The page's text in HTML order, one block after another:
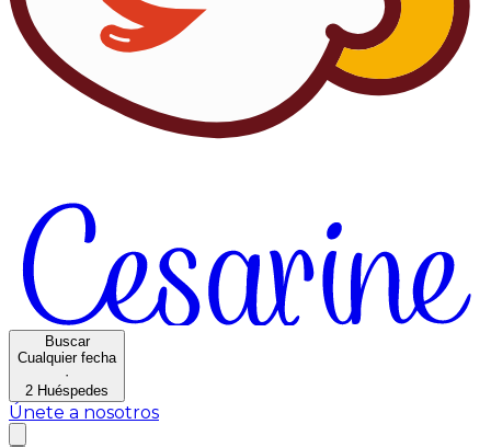
Buscar
Cualquier fecha
·
2 Huéspedes
Únete a nosotros